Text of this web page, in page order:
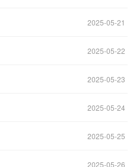
2025-05-21
2025-05-22
2025-05-23
2025-05-24
2025-05-25
2025-05-26